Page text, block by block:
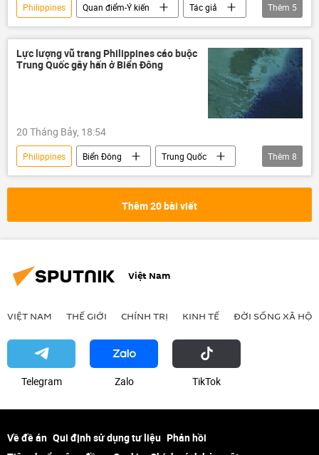
Philippines Quan điểm-Ý kiến
Tác giả
Biển Đông
Thế giới
Chính trị
ASEAN
Trung Quốc
Thêm 5
Lực lượng vũ trang Philippines cáo buộc
Trung Quốc gây hấn ở Biển Đông
20 Tháng Bảy, 18:54
Philippines Biển Đông
Trung Quốc
Chính trị
Thế giới
Việt Nam
Brunei
Malaysia
cảnh sát
Thêm 8
Thêm 20 bài viết
Việt Nam
VIỆT NAM THẾ GIỚI CHÍNH TRỊ KINH TẾ ĐỜI SỐNG XÃ HỘI
Telegram Zalo ТikТоk
Về đề án Qui định sử dụng tư liệu Phản hồi